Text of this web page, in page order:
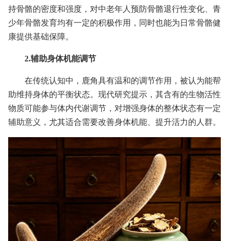
持骨骼的密度和强度，对中老年人预防骨骼退行性变化、青
少年骨骼发育均有一定的积极作用，同时也能为日常骨骼健
康提供基础保障。
2.辅助身体机能调节
在传统认知中，鹿角具有温和的调节作用，被认为能帮
助维持身体的平衡状态。现代研究提示，其含有的生物活性
物质可能参与体内代谢调节，对增强身体的整体状态有一定
辅助意义，尤其适合需要改善身体机能、提升活力的人群。